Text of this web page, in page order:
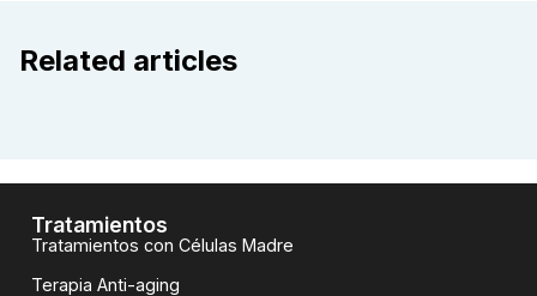
Related articles
Tratamientos
Tratamientos con Células Madre
Terapia Anti-aging